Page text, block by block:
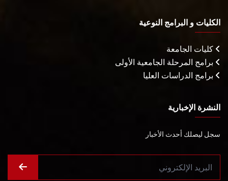
الكليات و البرامج النوعية
كليات الجامعة
برامج المرحلة الجامعية الأولى
برامج الدراسات العليا
النشرة الإخبارية
سجل ليصلك أحدث الأخبار